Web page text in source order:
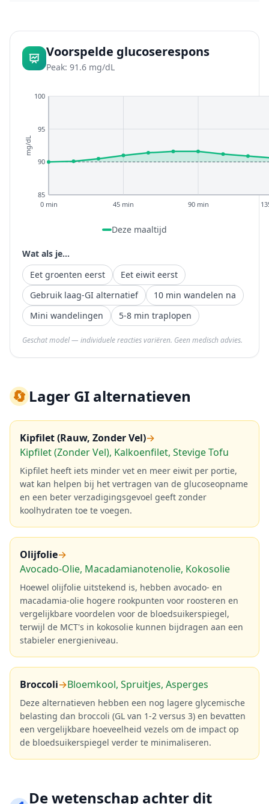
Voorspelde glucoserespons
Peak: 91.6 mg/dL
85
90
95
100
0 min 45 min 90 min
mg/dL
Deze maaltijd
Wat als je...
Eet groenten eerst
Eet eiwit eerst
Gebruik laag-GI alternatief
10 min wandelen na
Mini wandelingen
5-8 min traplopen
Geschat model — individuele reacties variëren. Geen medisch advies.
🔄Lager GI alternatieven
Kipfilet (Rauw, Zonder Vel)→
Kipfilet (Zonder Vel), Kalkoenfilet, Stevige Tofu
Kipfilet heeft iets minder vet en meer eiwit per portie,
wat kan helpen bij het vertragen van de glucoseopname
en een beter verzadigingsgevoel geeft zonder
koolhydraten toe te voegen.
Olijfolie→
Avocado-Olie, Macadamianotenolie, Kokosolie
Hoewel olijfolie uitstekend is, hebben avocado- en
macadamia-olie hogere rookpunten voor roosteren en
vergelijkbare voordelen voor de bloedsuikerspiegel,
terwijl de MCT's in kokosolie kunnen bijdragen aan een
stabieler energieniveau.
Broccoli→Bloemkool, Spruitjes, Asperges
Deze alternatieven hebben een nog lagere glycemische
belasting dan broccoli (GL van 1-2 versus 3) en bevatten
een vergelijkbare hoeveelheid vezels om de impact op
de bloedsuikerspiegel verder te minimaliseren.
De wetenschap achter dit